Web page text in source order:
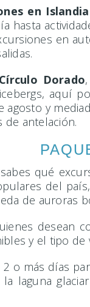
en Islandia
hasta
en
Círculo Dorado
aquí
y
de antelación.
qué
del
de auroras
desean
y el tipo de
o más días
laguna